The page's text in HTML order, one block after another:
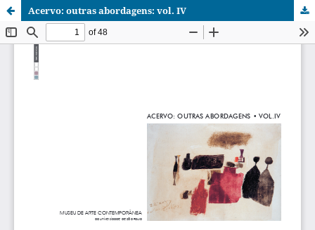
Acervo: outras abordagens: vol. IV